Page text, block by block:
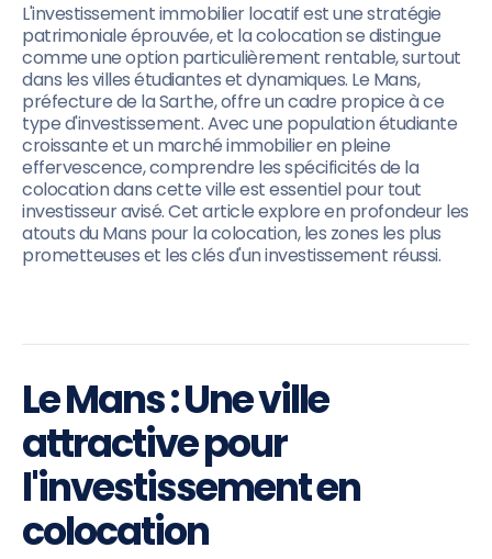
L'investissement immobilier locatif est une stratégie
patrimoniale éprouvée, et la colocation se distingue
comme une option particulièrement rentable, surtout
dans les villes étudiantes et dynamiques. Le Mans,
préfecture de la Sarthe, offre un cadre propice à ce
type d'investissement. Avec une population étudiante
croissante et un marché immobilier en pleine
effervescence, comprendre les spécificités de la
colocation dans cette ville est essentiel pour tout
investisseur avisé. Cet article explore en profondeur les
atouts du Mans pour la colocation, les zones les plus
prometteuses et les clés d'un investissement réussi.
Le Mans : Une ville
attractive pour
l'investissement en
colocation